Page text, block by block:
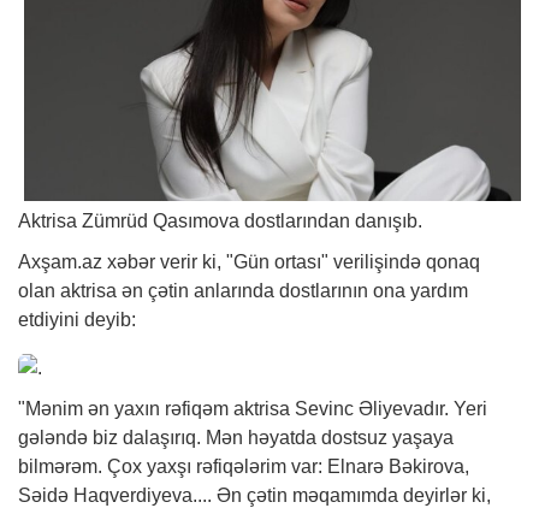
Aktrisa Zümrüd Qasımova dostlarından danışıb.
Axşam.az xəbər verir ki, "Gün ortası" verilişində qonaq
olan aktrisa ən çətin anlarında dostlarının ona yardım
etdiyini deyib:
"Mənim ən yaxın rəfiqəm aktrisa Sevinc Əliyevadır. Yeri
gələndə biz dalaşırıq. Mən həyatda dostsuz yaşaya
bilmərəm. Çox yaxşı rəfiqələrim var: Elnarə Bəkirova,
Səidə Haqverdiyeva.... Ən çətin məqamımda deyirlər ki,